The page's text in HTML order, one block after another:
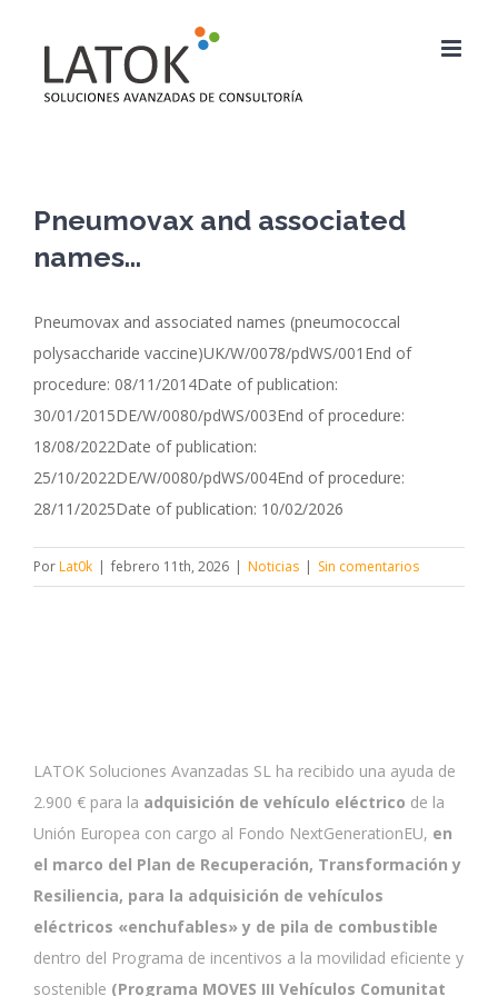
contenido
Pneumovax and associated
names…
Pneumovax and associated names (pneumococcal
polysaccharide vaccine)UK/W/0078/pdWS/001End of
procedure: 08/11/2014Date of publication:
30/01/2015DE/W/0080/pdWS/003End of procedure:
18/08/2022Date of publication:
25/10/2022DE/W/0080/pdWS/004End of procedure:
28/11/2025Date of publication: 10/02/2026
PorLat0k | febrero 11th, 2026 | Noticias | Sin comentarios
LATOK Soluciones Avanzadas SL ha recibido una ayuda de
2.900 € para la adquisición de vehículo eléctrico de la
Unión Europea con cargo al Fondo NextGenerationEU, en
el marco del Plan de Recuperación, Transformación y
Resiliencia, para la adquisición de vehículos
eléctricos «enchufables» y de pila de combustible
dentro del Programa de incentivos a la movilidad eficiente y
sostenible (Programa MOVES III Vehículos Comunitat